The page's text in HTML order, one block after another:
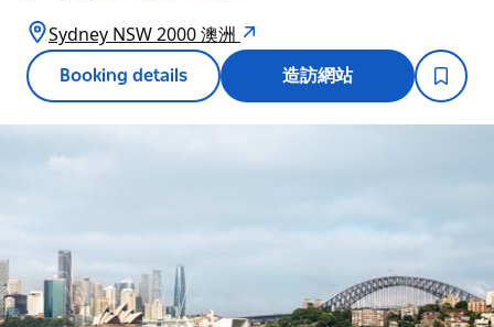
Sydney NSW 2000 澳洲
Booking details 造訪網站